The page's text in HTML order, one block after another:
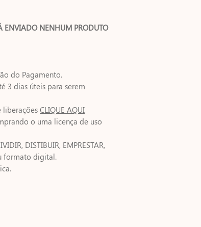
ENVIADO NENHUM PRODUTO
do Pagamento.
3 dias úteis para serem
liberações CLIQUE AQUI
o uma licença de uso
DISTIBUIR, EMPRESTAR,
formato digital.